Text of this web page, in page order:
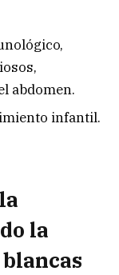
abdomen.
infantil.
la